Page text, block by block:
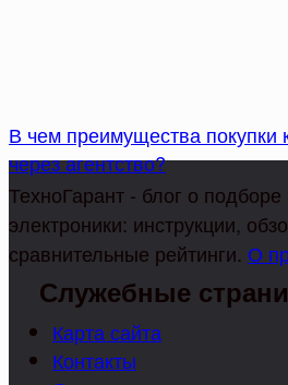
В чем преимущества покупки
через агентство?
ТехноГарант - блог о
электроники: инструкции,
сравнительные рейтинги. О
Служебные
Карта сайта
Контакты